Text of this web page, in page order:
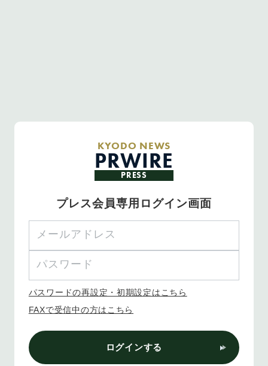
KYODO NEWS
PRWIRE
PRESS
プレス会員専用ログイン画面
パスワードの再設定・初期設定はこちら
FAXで受信中の方はこちら
ログインする